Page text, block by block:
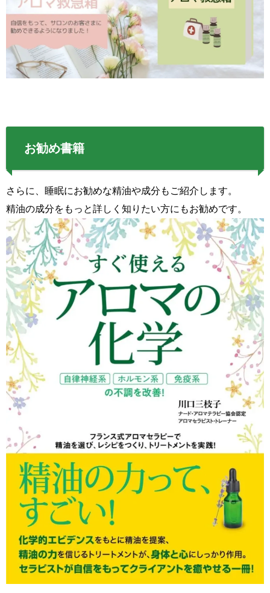
お勧め書籍
さらに、睡眠にお勧めな精油や成分もご紹介します。
精油の成分をもっと詳しく知りたい方にもお勧めです。